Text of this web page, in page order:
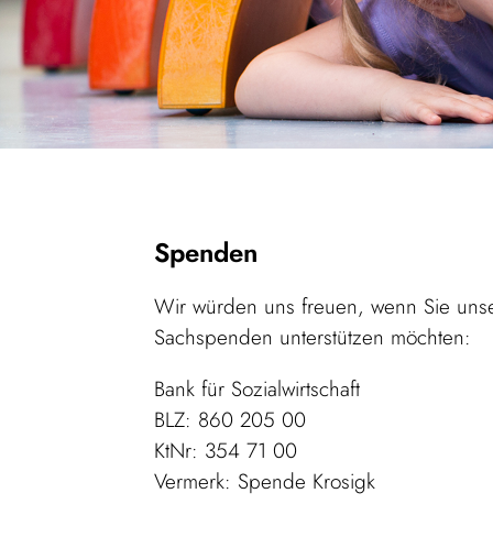
Spenden
Wir würden uns freuen, wenn Sie
Sachspenden unterstützen möchten:
Bank für Sozialwirtschaft
BLZ: 860 205 00
KtNr: 354 71 00
Vermerk: Spende Krosigk